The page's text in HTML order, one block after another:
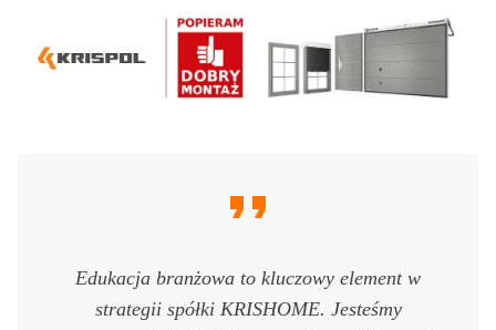
Edukacja branżowa to kluczowy element w
strategii spółki KRISHOME. Jesteśmy